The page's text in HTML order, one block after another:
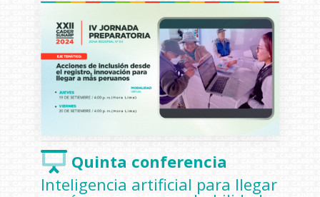
Quinta conferencia
Inteligencia artificial para llegar